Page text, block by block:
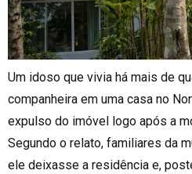
Um idoso que vivia há mais de
companheira em uma casa no
expulso do imóvel logo após a
Segundo o relato, familiares da
ele deixasse a residência e,